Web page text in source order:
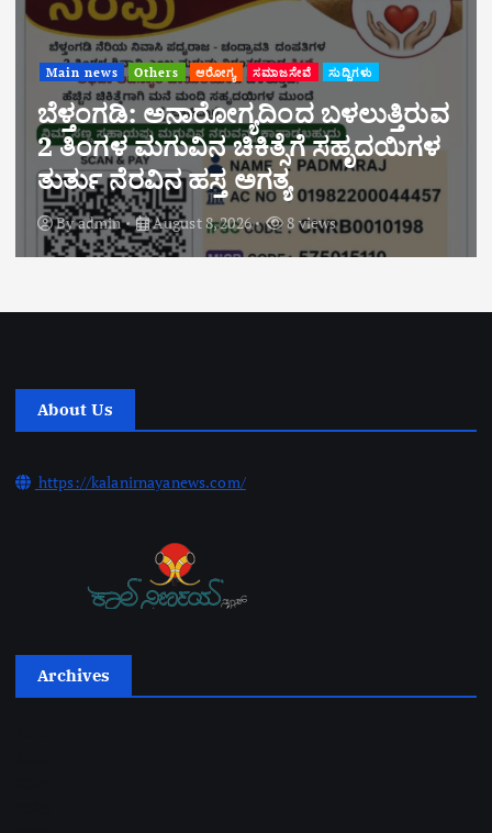
Main news ಸುದ್ದಿಗಳು
“ಬೆಳಾಲು ಶ್ರೀ ಧ.ಮಂ. ಪ್ರೌಢಶಾಲೆಯಲ್ಲಿ
ಪರಿಸರ ಜಾಗೃತಿ ಕಾರ್ಯಕ್ರಮ:
ವಿದ್ಯಾರ್ಥಿಗಳಲ್ಲಿ ಪರಿಸರ ಕಾಳಜಿ ಬೆಳೆಸಿದ ಶ್ರೀ
ಕ್ಷೇತ್ರ ಧರ್ಮಸ್ಥಳ ಗ್ರಾಮಾಭಿವೃದ್ಧಿ ಯೋಜನೆ”
Byadmin August 8, 2026 6 views
About Us
https://kalanirnayanews.com/
Archives